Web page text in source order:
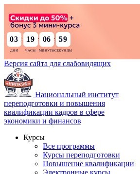
03 : 19 : 06 : 57
Версия сайта для слабовидящих
Национальный институт
переподготовки и повышения
квалификации кадров в сфере
экономики и финансов
Курсы
Все программы
Курсы переподготовки
Повышение квалификации
Электронные курсы